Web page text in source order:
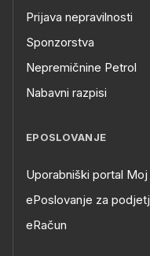
Prijava nepravilnosti
Sponzorstva
Nepremičnine Petrol
Nabavni razpisi
EPOSLOVANJE
Uporabniški portal
ePoslovanje za
eRačun